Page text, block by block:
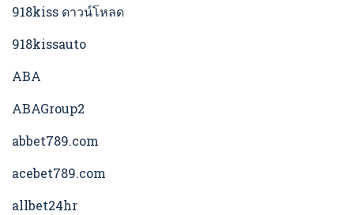
918kiss ดาวน์โหลด
918kissauto
ABA
ABAGroup2
abbet789.com
acebet789.com
allbet24hr